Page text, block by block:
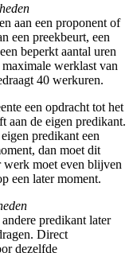
aan een proponent of
een preekbeurt, een
beperkt aantal uren
werklast van
40 werkuren.
een opdracht tot het
aan de eigen predikant.
predikant een
dan moet dit
moet even blijven
een later moment.
predikant later
Direct
dezelfde